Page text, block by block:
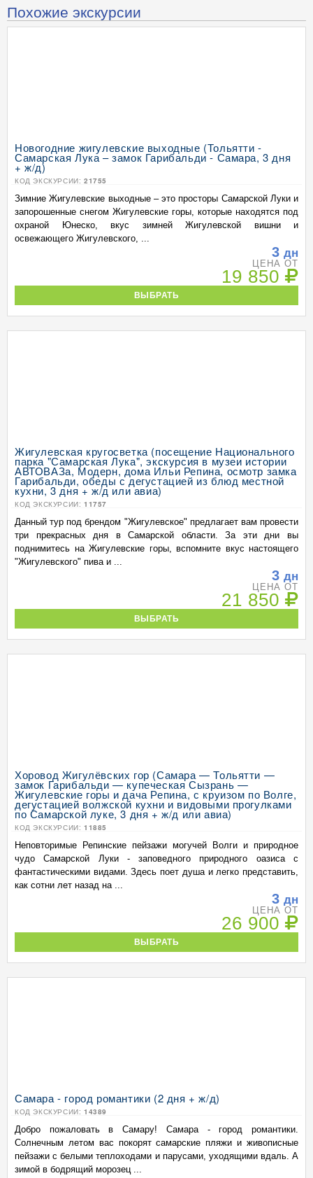
Похожие экскурсии
Новогодние жигулевские выходные (Тольятти -
Самарская Лука – замок Гарибальди - Самара, 3 дня
+ ж/д)
КОД ЭКСКУРСИИ: 21755
Зимние Жигулевские выходные – это просторы Самарской Луки и
запорошенные снегом Жигулевские горы, которые находятся под
охраной Юнеско, вкус зимней Жигулевской вишни и
освежающего Жигулевского, ...
3 дн
ЦЕНА ОТ
19 850
ВЫБРАТЬ
Жигулевская кругосветка (посещение Национального
парка "Самарская Лука", экскурсия в музеи истории
АВТОВАЗа, Модерн, дома Ильи Репина, осмотр замка
Гарибальди, обеды с дегустацией из блюд местной
кухни, 3 дня + ж/д или авиа)
КОД ЭКСКУРСИИ: 11757
Данный тур под брендом "Жигулевское" предлагает вам провести
три прекрасных дня в Самарской области. За эти дни вы
поднимитесь на Жигулевские горы, вспомните вкус настоящего
"Жигулевского" пива и ...
3 дн
ЦЕНА ОТ
21 850
ВЫБРАТЬ
Хоровод Жигулёвских гор (Самара — Тольятти —
замок Гарибальди — купеческая Сызрань —
Жигулевские горы и дача Репина, с круизом по Волге,
дегустацией волжской кухни и видовыми прогулками
по Самарской луке, 3 дня + ж/д или авиа)
КОД ЭКСКУРСИИ: 11885
Неповторимые Репинские пейзажи могучей Волги и природное
чудо Самарской Луки - заповедного природного оазиса с
фантастическими видами. Здесь поет душа и легко представить,
как сотни лет назад на ...
3 дн
ЦЕНА ОТ
26 900
ВЫБРАТЬ
Самара - город романтики (2 дня + ж/д)
КОД ЭКСКУРСИИ: 14389
Добро пожаловать в Самару! Самара - город романтики.
Солнечным летом вас покорят самарские пляжи и живописные
пейзажи с белыми теплоходами и парусами, уходящими вдаль. А
зимой в бодрящий морозец ...